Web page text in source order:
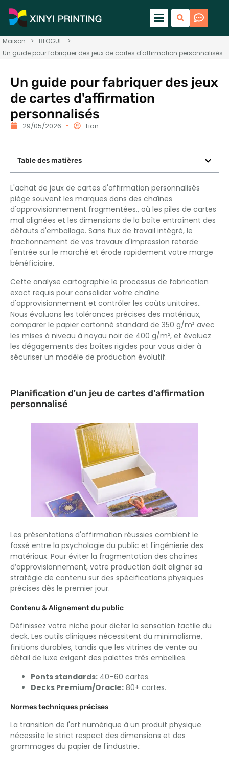
Maison > BLOGUE
>
Un guide pour fabriquer des jeux de cartes d'affirmation personnalisés
Un guide pour fabriquer des jeux
de cartes d'affirmation
personnalisés
29/05/2026 Lion
Table des matières
L'achat de jeux de cartes d'affirmation personnalisés
piège souvent les marques dans des chaînes
d'approvisionnement fragmentées., où les piles de cartes
mal alignées et les dimensions de la boîte entraînent des
défauts d'emballage. Sans flux de travail intégré, le
fractionnement de vos travaux d'impression retarde
l'entrée sur le marché et érode rapidement votre marge
bénéficiaire.
Cette analyse cartographie le processus de fabrication
exact requis pour consolider votre chaîne
d'approvisionnement et contrôler les coûts unitaires..
Nous évaluons les tolérances précises des matériaux,
comparer le papier cartonné standard de 350 g/m² avec
les mises à niveau à noyau noir de 400 g/m², et évaluez
les dégagements des boîtes rigides pour vous aider à
sécuriser un modèle de production évolutif.
Planification d'un jeu de cartes d'affirmation
personnalisé
Les présentations d'affirmation réussies comblent le
fossé entre la psychologie du public et l'ingénierie des
matériaux. Pour éviter la fragmentation des chaînes
d’approvisionnement, votre production doit aligner sa
stratégie de contenu sur des spécifications physiques
précises dès le premier jour.
Contenu & Alignement du public
Définissez votre niche pour dicter la sensation tactile du
deck. Les outils cliniques nécessitent du minimalisme,
finitions durables, tandis que les vitrines de vente au
détail de luxe exigent des palettes très embellies.
Ponts standards: 40–60 cartes.
Decks Premium/Oracle: 80+ cartes.
Normes techniques précises
La transition de l'art numérique à un produit physique
nécessite le strict respect des dimensions et des
grammages du papier de l'industrie.: